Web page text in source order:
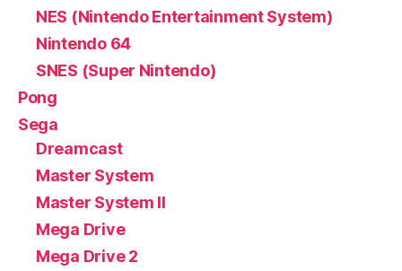
NES (Nintendo Entertainment System)
Nintendo 64
SNES (Super Nintendo)
Pong
Sega
Dreamcast
Master System
Master System II
Mega Drive
Mega Drive 2